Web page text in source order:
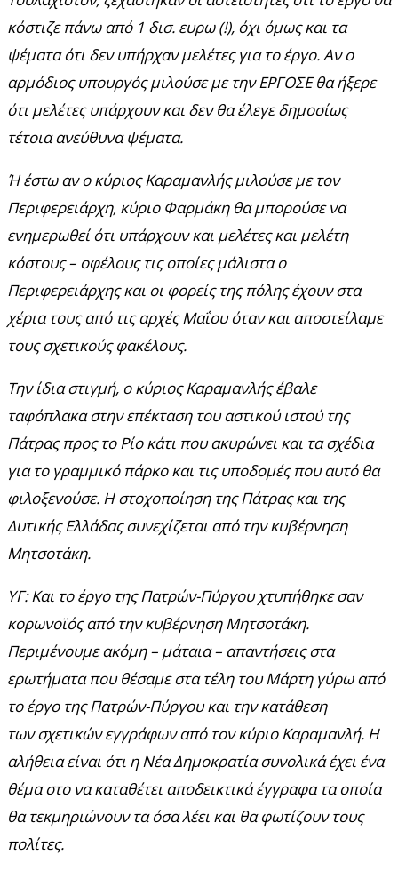
κόστιζε πάνω από 1 δισ. ευρω (!), όχι όμως και τα
ψέματα ότι δεν υπήρχαν μελέτες για το έργο. Αν ο
αρμόδιος υπουργός μιλούσε με την ΕΡΓΟΣΕ θα ήξερε
ότι μελέτες υπάρχουν και δεν θα έλεγε δημοσίως
τέτοια ανεύθυνα ψέματα.
Ή έστω αν ο κύριος Καραμανλής μιλούσε με τον
Περιφερειάρχη, κύριο Φαρμάκη θα μπορούσε να
ενημερωθεί ότι υπάρχουν και μελέτες και μελέτη
κόστους – οφέλους τις οποίες μάλιστα ο
Περιφερειάρχης και οι φορείς της πόλης έχουν στα
χέρια τους από τις αρχές Μαΐου όταν και αποστείλαμε
τους σχετικούς φακέλους.
Την ίδια στιγμή, ο κύριος Καραμανλής έβαλε
ταφόπλακα στην επέκταση του αστικού ιστού της
Πάτρας προς το Ρίο κάτι που ακυρώνει και τα σχέδια
για το γραμμικό πάρκο και τις υποδομές που αυτό θα
φιλοξενούσε. Η στοχοποίηση της Πάτρας και της
Δυτικής Ελλάδας συνεχίζεται από την κυβέρνηση
Μητσοτάκη.
ΥΓ: Και το έργο της Πατρών-Πύργου χτυπήθηκε σαν
κορωνοϊός από την κυβέρνηση Μητσοτάκη.
Περιμένουμε ακόμη – μάταια – απαντήσεις στα
ερωτήματα που θέσαμε στα τέλη του Μάρτη γύρω από
το έργο της Πατρών-Πύργου και την κατάθεση
των σχετικών εγγράφων από τον κύριο Καραμανλή. Η
αλήθεια είναι ότι η Νέα Δημοκρατία συνολικά έχει ένα
θέμα στο να καταθέτει αποδεικτικά έγγραφα τα οποία
θα τεκμηριώνουν τα όσα λέει και θα φωτίζουν τους
πολίτες.